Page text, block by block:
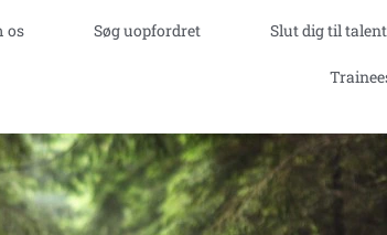
os Søg uopfordret Slut dig til
flid og